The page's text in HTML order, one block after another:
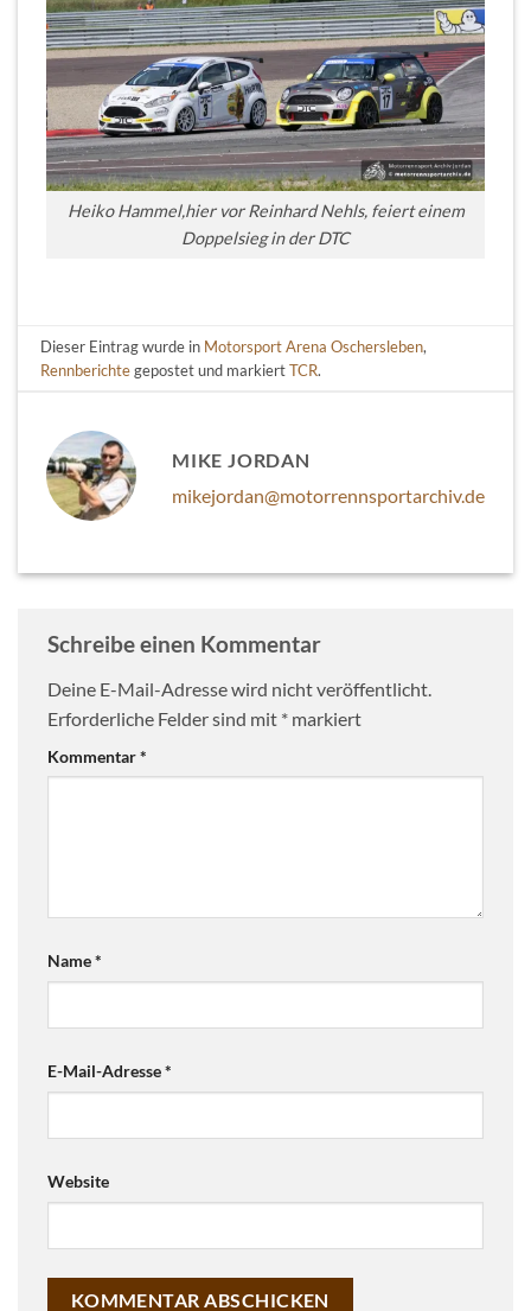
Heiko Hammel,hier vor Reinhard Nehls, feiert einem
Doppelsieg in der DTC
Dieser Eintrag wurde in Motorsport Arena Oschersleben,
Rennberichtegepostet und markiertTCR.
MIKE JORDAN
mikejordan@motorrennsportarchiv.de
Schreibe einen Kommentar
Deine E-Mail-Adresse wird nicht veröffentlicht.
Erforderliche Felder sind mit * markiert
Kommentar*
Name*
E-Mail-Adresse*
Website